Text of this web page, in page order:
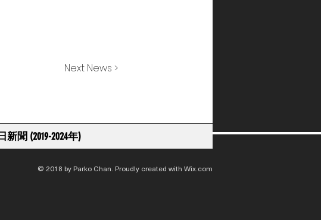
Next News >
新聞 (2019-2024年)
© 2018 by Parko Chan. Proudly created with Wix.com